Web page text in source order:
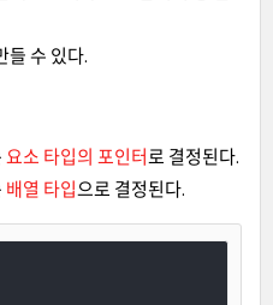
들 수 있다.
요소 타입의 포인터 로 결정된다.
배열 타입으로 결정된다.